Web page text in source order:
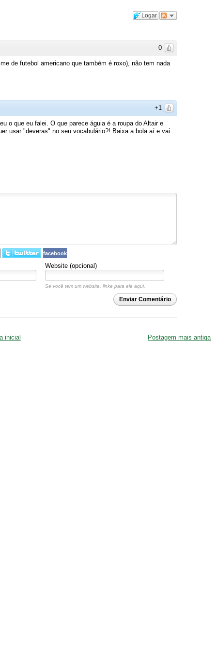
Logar
0
de futebol americano que também é roxo), não tem nada
+1
o que eu falei. O que parece águia é a roupa do Altair e
usar "deveras" no seu vocabulário?! Baixa a bola aí e vai
facebook
Website (opcional)
Se você tem um website, linke para ele aqui.
Enviar Comentário
Postagem mais antiga
inicial